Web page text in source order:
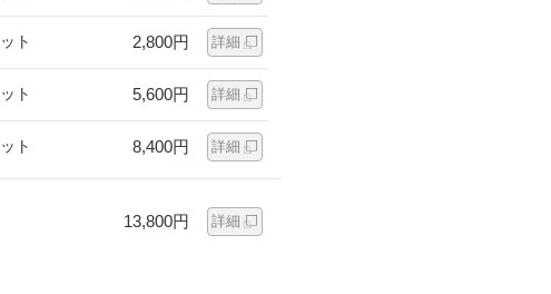
ト 2,800円 詳細
ト 5,600円 詳細
ト 8,400円 詳細
13,800円 詳細